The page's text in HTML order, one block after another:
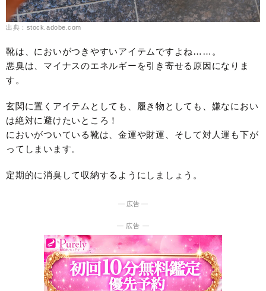
出典：stock.adobe.com
靴は、においがつきやすいアイテムですよね……。
悪臭は、マイナスのエネルギーを引き寄せる原因になりま
す。
玄関に置くアイテムとしても、履き物としても、嫌なにおい
は絶対に避けたいところ！
においがついている靴は、金運や財運、そして対人運も下が
ってしまいます。
定期的に消臭して収納するようにしましょう。
― 広告 ―
― 広告 ―